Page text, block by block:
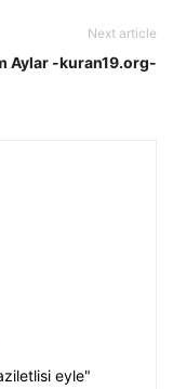
Next article
Aylar -kuran19.org-
eyle"